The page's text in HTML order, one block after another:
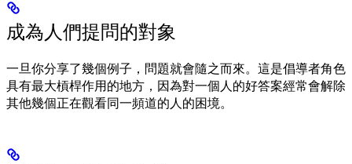
成為人們提問的對象
一旦你分享了幾個例子，問題就會隨之而來。這是倡導者角色
具有最大槓桿作用的地方，因為對一個人的好答案經常會解除
其他幾個正在觀看同一頻道的人的困境。